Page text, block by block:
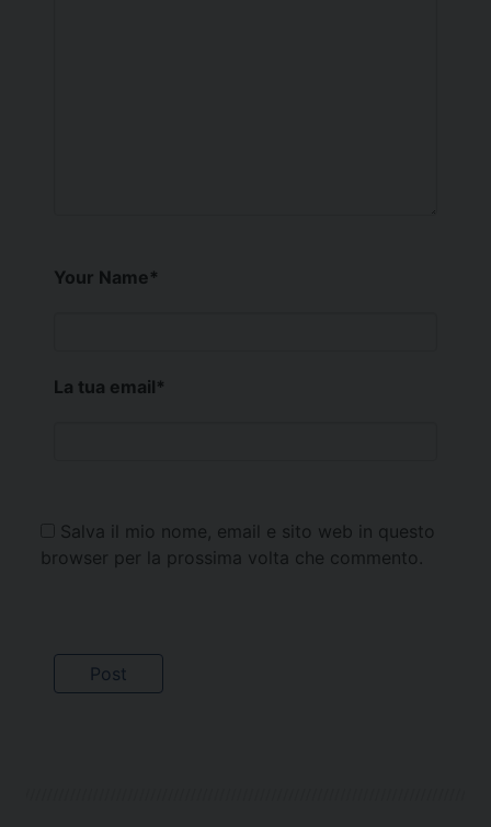
Your Name*
La tua email*
Salva il mio nome, email e sito web in questo
browser per la prossima volta che commento.